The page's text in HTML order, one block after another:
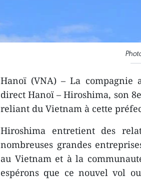
Hanoï (VNA) – La
direct Hanoï – Hiroshima, son
reliant du Vietnam à cette
Hiroshima entretient des
nombreuses grandes
au Vietnam et à la
espérons que ce nouvel vol